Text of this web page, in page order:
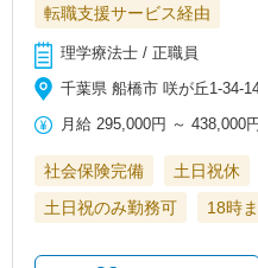
転職支援サービス経由
理学療法士 / 正職員
千葉県 船橋市 咲が丘1-34-
月給 295,000円 ～438,000円
社会保険完備 土日祝休
土日祝のみ勤務可
18時